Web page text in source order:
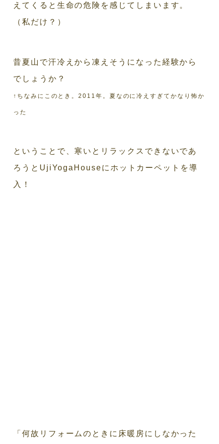
えてくると生命の危険を感じてしまいます。
（私だけ？）
昔夏山で汗冷えから凍えそうになった経験から
でしょうか？
↑ちなみにこのとき。2011年。夏なのに冷えすぎてかなり怖か
った
ということで、寒いとリラックスできないであ
ろうとUjiYogaHouseにホットカーペットを導
入！
「何故リフォームのときに床暖房にしなかった